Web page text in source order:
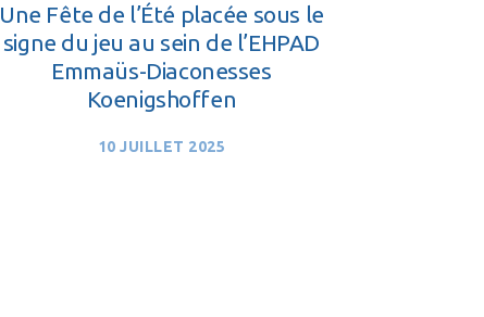
Une Fête de l’Été placée sous le
signe du jeu au sein de l’EHPAD
Emmaüs-Diaconesses
Koenigshoffen
10 JUILLET 2025